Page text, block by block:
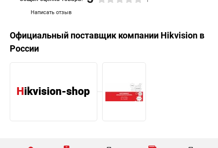
Написать отзыв
Официальный поставщик компании Hikvision в
России